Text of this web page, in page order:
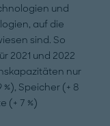
und
auf die
sind. So
2021 und 2022
nur
Speicher (+ 8
(+ 7 %)